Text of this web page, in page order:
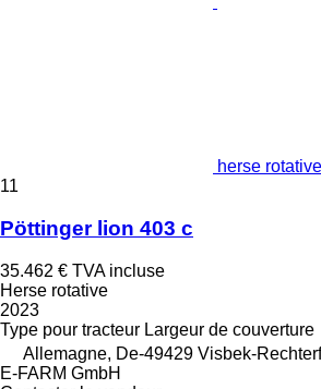
herse
11
Pöttinger lion 403 c
35.462 € TVA incluse
Herse rotative
2023
Type pour tracteur Largeur de couverture
Allemagne, De-49429 Visbek-
E-FARM GmbH